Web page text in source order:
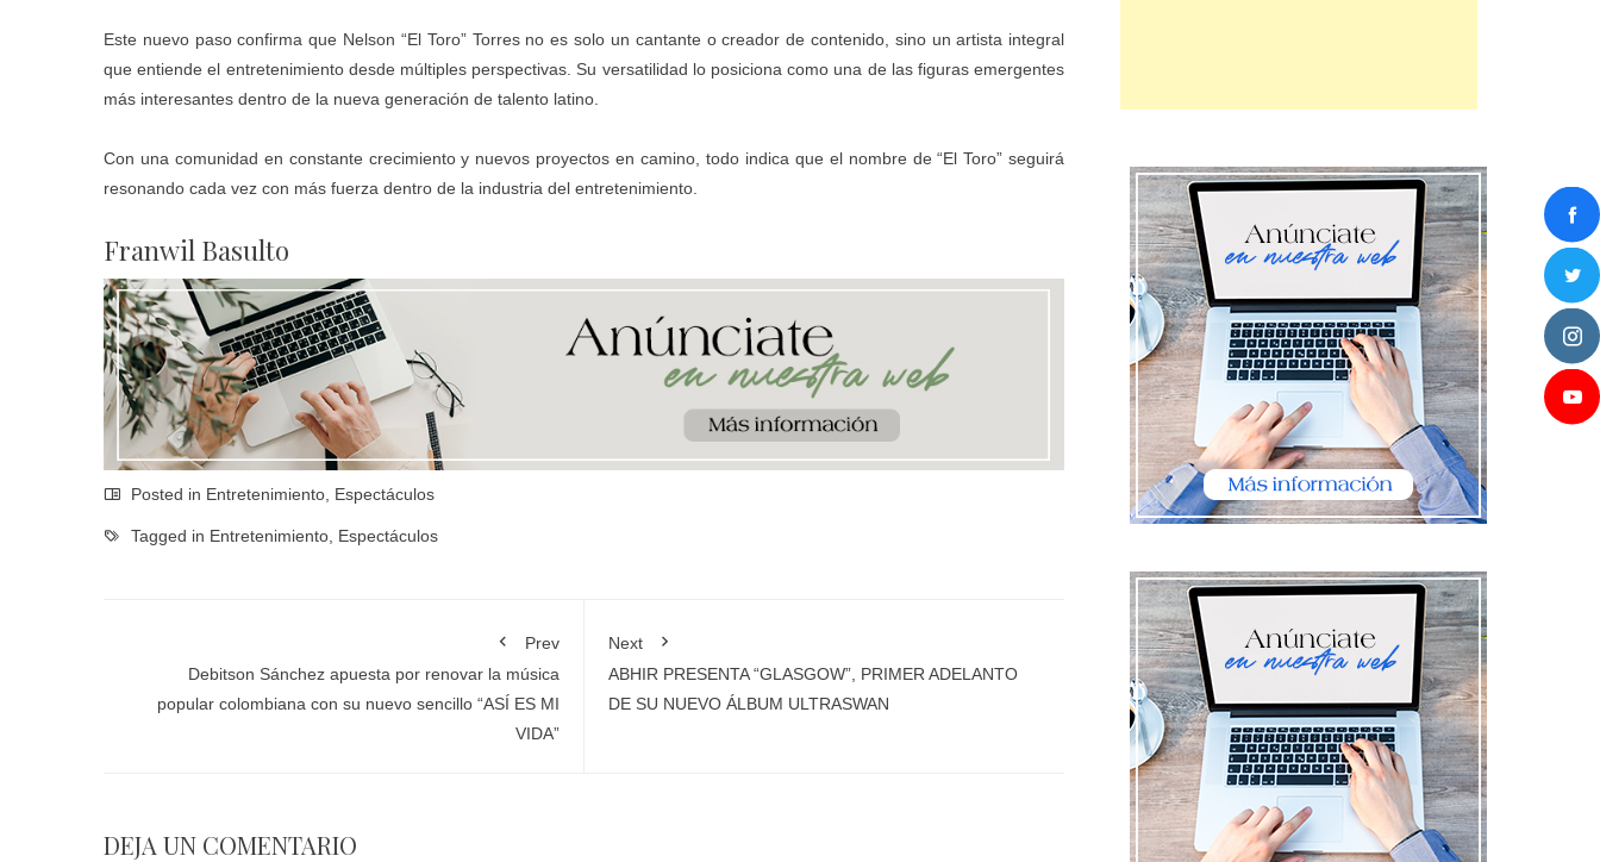
Este nuevo paso confirma que Nelson “El Toro” Torres no es solo un cantante o creador de contenido, sino un artista integral
que entiende el entretenimiento desde múltiples perspectivas. Su versatilidad lo posiciona como una de las figuras emergentes
más interesantes dentro de la nueva generación de talento latino.
Con una comunidad en constante crecimiento y nuevos proyectos en camino, todo indica que el nombre de “El Toro” seguirá
resonando cada vez con más fuerza dentro de la industria del entretenimiento.
Franwil Basulto
Posted in Entretenimiento Espectáculos
Tagged in Entretenimiento Espectáculos
Prev
Debitson Sánchez apuesta por renovar la música
popular colombiana con su nuevo sencillo “ASÍ ES MI
VIDA”
Next
ABHIR PRESENTA “GLASGOW”, PRIMER ADELANTO
DE SU NUEVO ÁLBUM ULTRASWAN
DEJA UN COMENTARIO